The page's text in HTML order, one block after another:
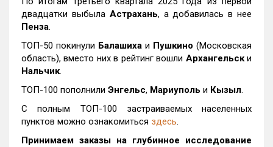
двадцатки выбыла Астрахань, а добавилась в нее
Пенза.
ТОП-50 покинули Балашиха и Пушкино (Московская
область), вместо них в рейтинг вошли Архангельски
Нальчик.
ТОП-100 пополнили Энгельс, Мариуполь и Кызыл.
С полным ТОП-100 застраиваемых населенных
пунктов можно ознакомиться здесь.
Принимаем заказы на глубинное исследование